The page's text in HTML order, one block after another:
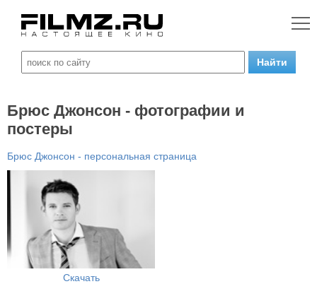
Брюс Джонсон - фотографии и
постеры
Брюс Джонсон - персональная страница
Скачать